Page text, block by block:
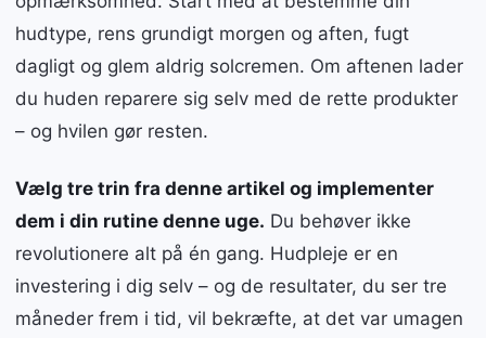
hudtype, rens grundigt morgen og aften, fugt
dagligt og glem aldrig solcremen. Om aftenen lader
du huden reparere sig selv med de rette produkter
– og hvilen gør resten.
Vælg tre trin fra denne artikel og implementer
dem i din rutine denne uge. Du behøver ikke
revolutionere alt på én gang. Hudpleje er en
investering i dig selv – og de resultater, du ser tre
måneder frem i tid, vil bekræfte, at det var umagen